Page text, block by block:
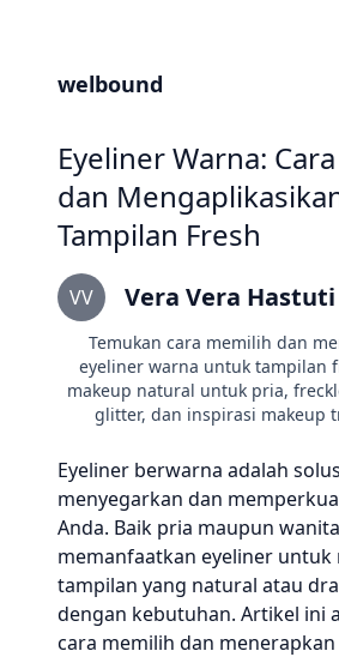
welbound
Eyeliner Warna:
dan
Tampilan Fresh
VV Vera Vera Hastuti
Temukan cara memilih dan
eyeliner warna untuk tampilan
makeup natural untuk pria,
glitter, dan inspirasi makeup
Eyeliner berwarna adalah
menyegarkan dan
Anda. Baik pria maupun
memanfaatkan eyeliner untuk
tampilan yang natural atau
dengan kebutuhan. Artikel ini
cara memilih dan